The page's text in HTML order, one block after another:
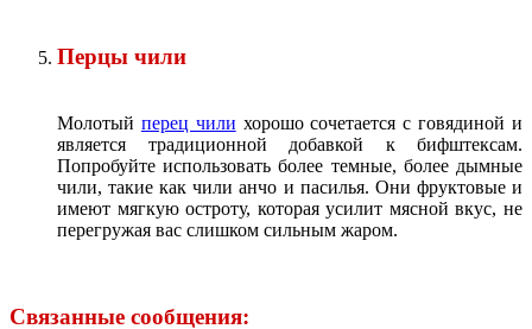
Перцы чили
Молотый перец чили хорошо сочетается с говядиной и
является традиционной добавкой к бифштексам.
Попробуйте использовать более темные, более дымные
чили, такие как чили анчо и пасилья. Они фруктовые и
имеют мягкую остроту, которая усилит мясной вкус, не
перегружая вас слишком сильным жаром.
Связанные сообщения: